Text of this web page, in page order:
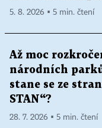
5. 8. 2026 ▪ 5 min. čtení
Až moc
národních
stane se ze
STAN“?
28. 7. 2026 ▪ 5 min. čtení